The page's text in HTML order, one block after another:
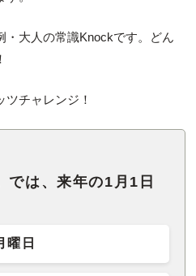
・大人の常識Knockです。どん
チャレンジ！
では、来年の1月1日
曜日